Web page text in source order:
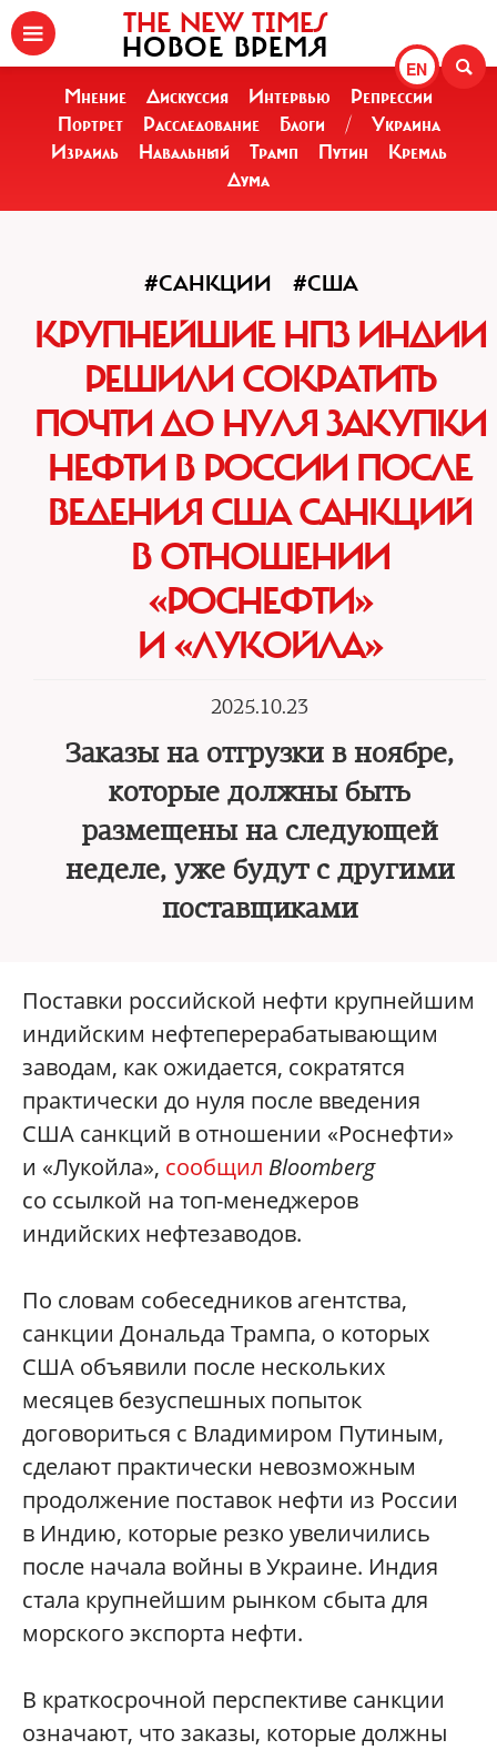
EN
THE NEW TIMES
НОВОЕ ВРЕМЯ
Мнение Дискуссия Интервью
Репрессии
Портрет
Расследование Блоги /
Украина
Израиль
Навальный Трамп Путин
Кремль
Дума
#САНКЦИИ #США
КРУПНЕЙШИЕ НПЗ ИНДИИ
РЕШИЛИ СОКРАТИТЬ
ПОЧТИ ДО НУЛЯ ЗАКУПКИ
НЕФТИ В РОССИИ ПОСЛЕ
ВЕДЕНИЯ США САНКЦИЙ
В ОТНОШЕНИИ
«РОСНЕФТИ»
И «ЛУКОЙЛА»
2025.10.23
Заказы на отгрузки в ноябре,
которые должны быть
размещены на следующей
неделе, уже будут с другими
поставщиками
Поставки российской нефти крупнейшим
индийским нефтеперерабатывающим
заводам, как ожидается, сократятся
практически до нуля после введения
США санкций в отношении «Роснефти»
и «Лукойла», сообщил Bloomberg
со ссылкой на топ-менеджеров
индийских нефтезаводов.
По словам собеседников агентства,
санкции Дональда Трампа, о которых
США объявили после нескольких
месяцев безуспешных попыток
договориться с Владимиром Путиным,
сделают практически невозможным
продолжение поставок нефти из России
в Индию, которые резко увеличились
после начала войны в Украине. Индия
стала крупнейшим рынком сбыта для
морского экспорта нефти.
В краткосрочной перспективе санкции
означают, что заказы, которые должны